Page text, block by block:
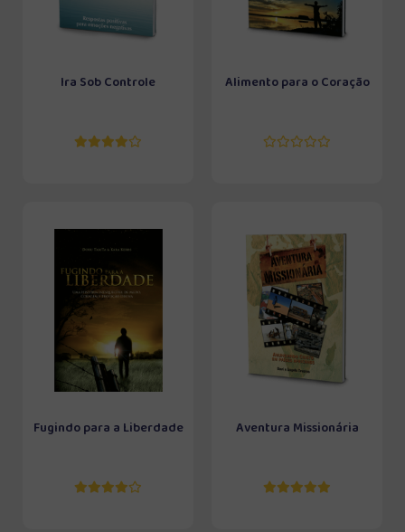
Ira Sob Controle Alimento para o Coração
Fugindo para a Liberdade Aventura Missionária